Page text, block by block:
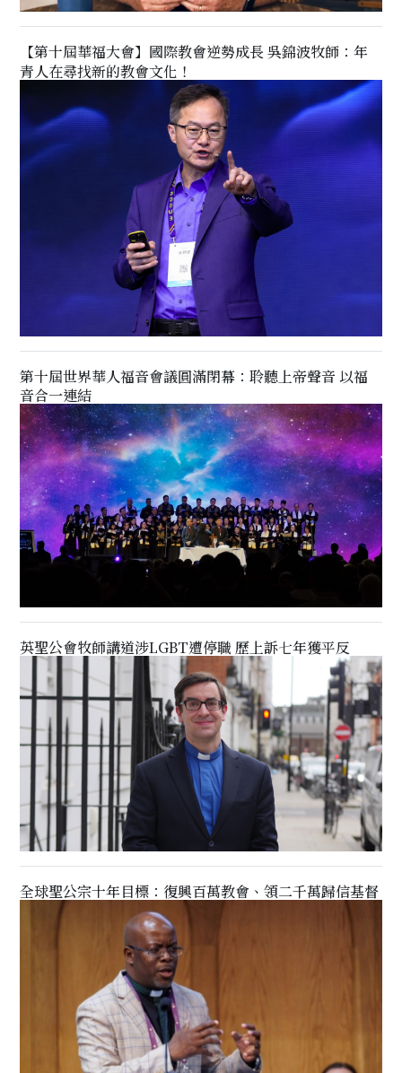
【第十屆華福大會】國際教會逆勢成長 吳錦波牧師：年
青人在尋找新的教會文化！
第十屆世界華人福音會議圓滿閉幕：聆聽上帝聲音 以福
音合一連結
英聖公會牧師講道涉LGBT遭停職 歷上訴七年獲平反
全球聖公宗十年目標：復興百萬教會、領二千萬歸信基督